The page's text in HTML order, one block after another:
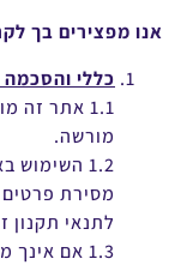
אנו מפצירים בך
כללי
1.1 אתר
מורשה.
1.2
מסירת
לתנאי תקנון
1.3 אם